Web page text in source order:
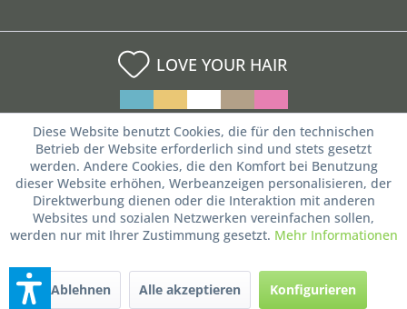
LOVE YOUR HAIR
Diese Website benutzt Cookies, die für den technischen
Betrieb der Website erforderlich sind und stets gesetzt
werden. Andere Cookies, die den Komfort bei Benutzung
dieser Website erhöhen, Werbeanzeigen personalisieren, der
Direktwerbung dienen oder die Interaktion mit anderen
Websites und sozialen Netzwerken vereinfachen sollen,
werden nur mit Ihrer Zustimmung gesetzt. Mehr Informationen
Ablehnen Alle akzeptieren Konfigurieren